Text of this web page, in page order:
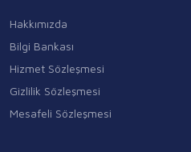
Hakkımızda
Bilgi Bankası
Hizmet Sözleşmesi
Gizlilik Sözleşmesi
Mesafeli Sözleşmesi